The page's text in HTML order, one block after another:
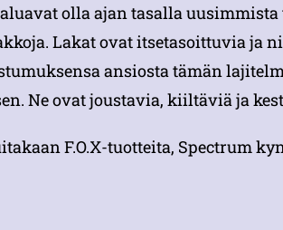
olla ajan tasalla uusimmista
Lakat ovat itsetasoittuvia ja
ansiosta tämän
Ne ovat joustavia, kiiltäviä ja
F.O.X-tuotteita, Spectrum